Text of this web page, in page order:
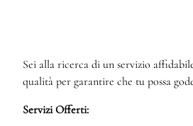
Sei alla ricerca di un servizio
qualità per garantire che tu possa
Servizi Offerti: